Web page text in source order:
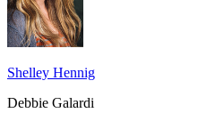
Shelley Hennig
Debbie Galardi